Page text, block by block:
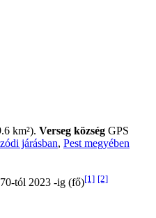
km²). Verseg község GPS
járásban, Pest megyében
tól 2023 -ig (fő)[1] [2]